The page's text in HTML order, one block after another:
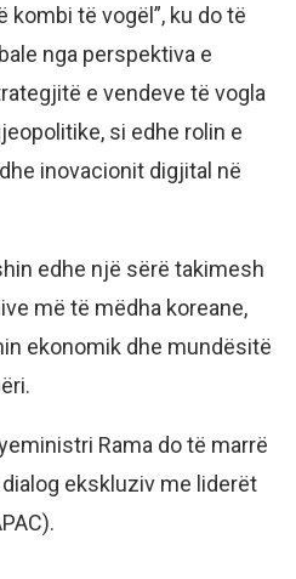
kombi të vogël”, ku do të
nga perspektiva e
e vendeve të vogla
si edhe rolin e
inovacionit digjital në
edhe një sërë takimesh
më të mëdha koreane,
ekonomik dhe mundësitë
Rama do të marrë
ekskluziv me liderët